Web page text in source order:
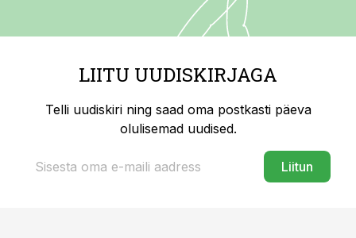
LIITU UUDISKIRJAGA
Telli uudiskiri ning saad oma postkasti päeva
olulisemad uudised.
Liitun